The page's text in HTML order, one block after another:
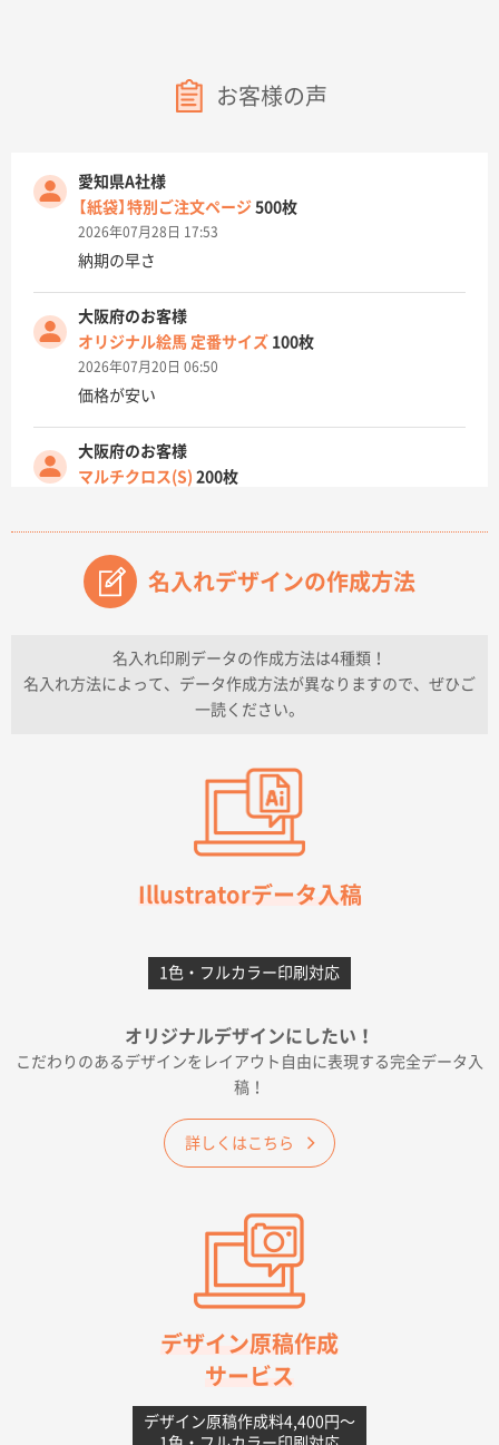
お客様の声
愛知県A社様
【紙袋】特別ご注文ページ 500枚
2026年07月28日 17:53
納期の早さ
大阪府のお客様
オリジナル絵馬 定番サイズ 100枚
2026年07月20日 06:50
価格が安い
大阪府のお客様
マルチクロス(S) 200枚
原稿データ流用が可能で価格が妥当なこと
兵庫県のお客様
チケットホルダー ダブルポケット
上記のとおりです。
柳さんの対応が素晴らしかった。
フレキソレジ袋 Uバッグ 35号
5000枚
2026年06月28日 15:14
千葉県A社様
2026年06月19日 09:41
価格 大丈夫そうな会社に見えた
大阪府のお客様
A4フルカラークリアファイル1000枚
【ポリ】特別ご注文ページ1000枚
2026年06月08日 17:38
対応の速さ、丁寧さ、提案など
不織布フラットバッグ（A4縦サイズ）1000枚
名入れデザインの作成方法
名入れ印刷データの作成方法は4種類！
名入れ方法によって、データ作成方法が異なりますので、ぜひご
一読ください。
Illustratorデータ入稿
1色・フルカラー印刷対応
オリジナルデザインにしたい！
こだわりのあるデザインをレイアウト自由に表現する完全データ入
稿！
詳しくはこちら
デザイン原稿作成
サービス
デザイン原稿作成料4,400円〜